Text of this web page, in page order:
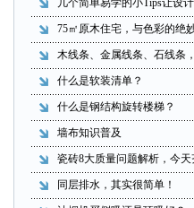
几个简单易学的小Tips让设计
75㎡原木住宅，与色彩的绝
木线条、金属线条、石线条
什么是软装清单？
什么是钢结构旋转楼梯？
墙布知识普及
瓷砖8大质量问题解析，今天
同层排水，其实很简单！